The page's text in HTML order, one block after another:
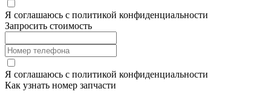
Я соглашаюсь с политикой конфиденциальности
Запросить стоимость
Я соглашаюсь с политикой конфиденциальности
Как узнать номер запчасти